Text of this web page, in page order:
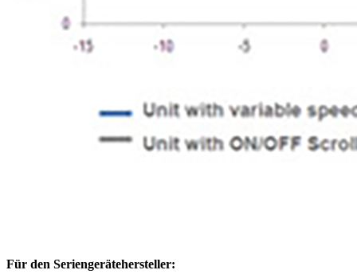
Für den Seriengerätehersteller: